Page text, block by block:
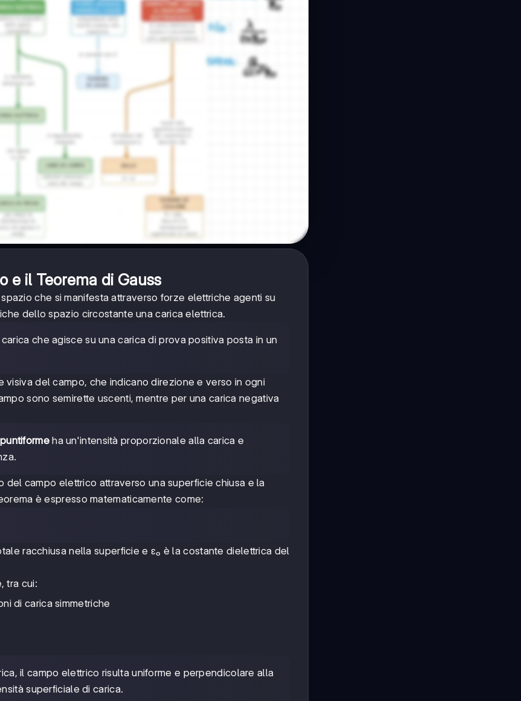
e il Teorema di Gauss
che si manifesta attraverso forze elettriche agenti su
dello spazio circostante una carica elettrica.
che agisce su una carica di prova positiva posta in un
del campo, che indicano direzione e verso in ogni
sono semirette uscenti, mentre per una carica negativa
ha un'intensità proporzionale alla carica e
campo elettrico attraverso una superficie chiusa e la
è espresso matematicamente come:
racchiusa nella superficie e ε₀ è la costante dielettrica del
tra cui:
di carica simmetriche
il campo elettrico risulta uniforme e perpendicolare alla
superficiale di carica.